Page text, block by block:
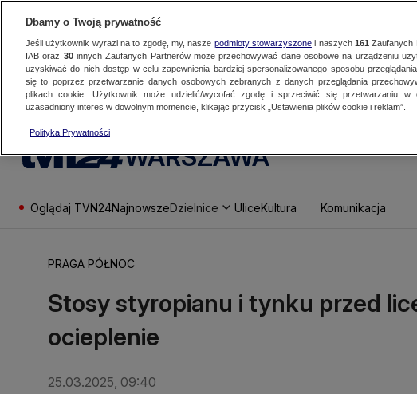
WARSZAWA
Oglądaj TVN24NajnowszeDzielnice UliceKultura Komunikacja
PRAGA PÓŁNOC
Stosy styropianu i tynku przed
ocieplenie
25.03.2025, 09:40
Dbamy o Twoją prywatność
Jeśli użytkownik wyrazi na to zgodę, my, nasze podmioty stowarzyszonei naszych 161 Zaufanych
IAB oraz 30innych Zaufanych Partnerów może przechowywać dane osobowe na urządzeniu
uzyskiwać do nich dostęp w celu zapewnienia bardziej spersonalizowanego sposobu
się to poprzez przetwarzanie danych osobowych zebranych z danych przeglądania
plikach cookie. Użytkownik może udzielić/wycofać zgodę i sprzeciwić się przetwarzaniu w
uzasadniony interes w dowolnym momencie, klikając przycisk „Ustawienia plików cookie i reklam”.
Polityka Prywatności